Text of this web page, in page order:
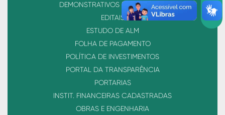
DEMONSTRATIVOS FINANCEIROS
EDITAIS
ESTUDO DE ALM
FOLHA DE PAGAMENTO
POLÍTICA DE INVESTIMENTOS
PORTAL DA TRANSPARÊNCIA
PORTARIAS
INSTIT. FINANCEIRAS CADASTRADAS
OBRAS E ENGENHARIA